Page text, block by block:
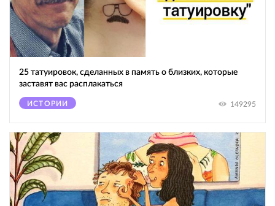
25 татуировок, сделанных в память о близких, которые
заставят вас расплакаться
ИСТОРИИ 149295